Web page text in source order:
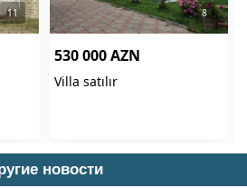
новости